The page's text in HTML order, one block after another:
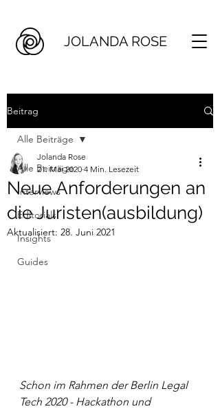
JOLANDA ROSE
Beitrag
Alle Beiträge
Interviews
Editorials
Insights
Guides
Alle Beiträge
Neue Anforderungen an
die Juristen(ausbildung)
Jolanda Rose
21. Mai 2020 4 Min. Lesezeit
Aktualisiert: 28. Juni 2021
Schon im Rahmen der Berlin Legal
Tech 2020 - Hackathon und